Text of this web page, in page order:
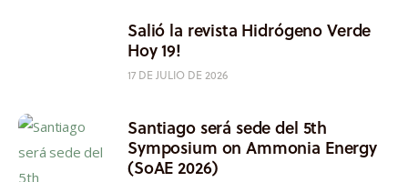
Salió la revista Hidrógeno Verde
Hoy 19!
17 DE JULIO DE 2026
Santiago será sede del 5th
Symposium on Ammonia Energy
(SoAE 2026)